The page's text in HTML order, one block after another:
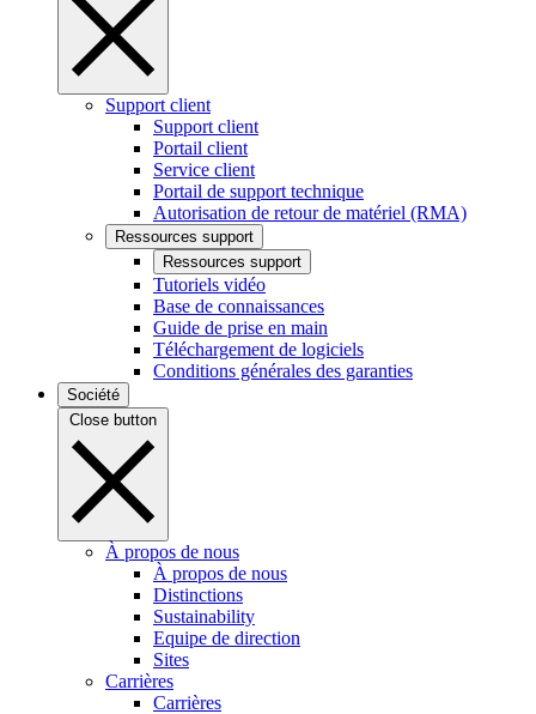
Support client
Support client
Portail client
Service client
Portail de support technique
Autorisation de retour de matériel (RMA)
Ressources support
Ressources support
Tutoriels vidéo
Base de connaissances
Guide de prise en main
Téléchargement de logiciels
Conditions générales des garanties
Société
Close button
À propos de nous
À propos de nous
Distinctions
Sustainability
Equipe de direction
Sites
Carrières
Carrières